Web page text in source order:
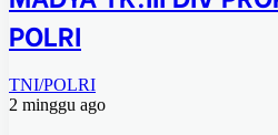
POLRI
TNI/POLRI
2 minggu ago